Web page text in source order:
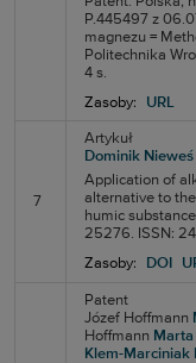
P.445497 z
magnezu =
Politechnika
4 s.
Zasoby:
URL
7
Artykuł
Dominik Nieweś
Application of
alternative to
humic
25276. ISSN:
Zasoby:
DOI
Patent
Józef Hoffmann
Hoffmann
Klem-Marciniak